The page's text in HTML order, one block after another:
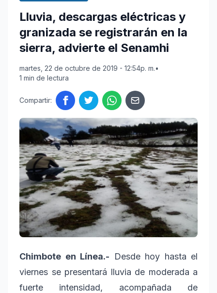
Lluvia, descargas eléctricas y
granizada se registrarán en la
sierra, advierte el Senamhi
martes, 22 de octubre de 2019 - 12:54p. m.•
1 min de lectura
Compartir:
Chimbote en Línea.- Desde hoy hasta el
viernes se presentará lluvia de moderada a
fuerte intensidad, acompañada de